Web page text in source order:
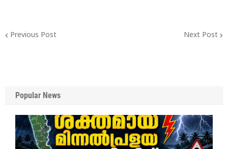
Previous Post Next Post
Popular News